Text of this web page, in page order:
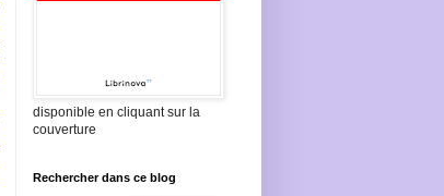
disponible en cliquant sur la
couverture
Rechercher dans ce blog